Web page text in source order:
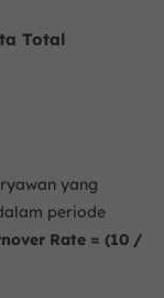
Total
yang
periode
Rate = (10 /